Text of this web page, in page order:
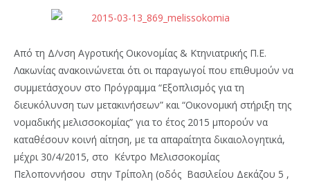
Από τη Δ/νση Αγροτικής Οικονομίας & Κτηνιατρικής Π.Ε.
Λακωνίας ανακοινώνεται ότι οι παραγωγοί που επιθυμούν να
συμμετάσχουν στο Πρόγραμμα “Εξοπλισμός για τη
διευκόλυνση των μετακινήσεων” και “Οικονομική στήριξη της
νομαδικής μελισσοκομίας” για το έτος 2015 μπορούν να
καταθέσουν κοινή αίτηση, με τα απαραίτητα δικαιολογητικά,
μέχρι 30/4/2015, στο Κέντρο Μελισσοκομίας
Πελοποννήσου στην Τρίπολη (οδός Βασιλείου Δεκάζου 5 ,